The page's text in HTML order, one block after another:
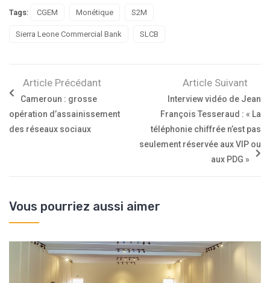
Tags: CGEM Monétique S2M
Sierra Leone Commercial Bank SLCB
Article Précédant
Cameroun : grosse
opération d’assainissement
des réseaux sociaux
Article Suivant
Interview vidéo de Jean
François Tesseraud : « La
téléphonie chiffrée n’est pas
seulement réservée aux VIP ou
aux PDG »
Vous pourriez aussi aimer